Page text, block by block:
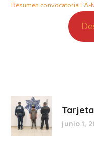
Resumen convocatoria
junio 1,